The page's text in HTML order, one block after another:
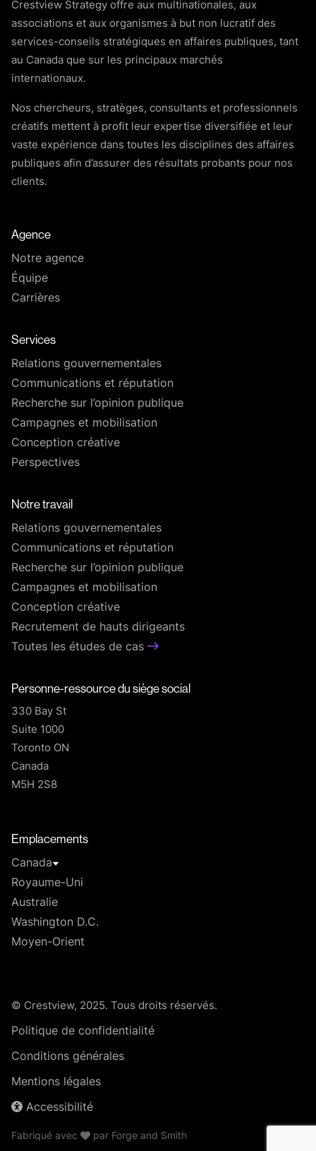
Crestview Strategy offre aux multinationales, aux
associations et aux organismes à but non lucratif des
services-conseils stratégiques en affaires publiques, tant
au Canada que sur les principaux marchés
internationaux.
Nos chercheurs, stratèges, consultants et professionnels
créatifs mettent à profit leur expertise diversifiée et leur
vaste expérience dans toutes les disciplines des affaires
publiques afin d’assurer des résultats probants pour nos
clients.
Agence
Notre agence
Équipe
Carrières
Services
Relations gouvernementales
Communications et réputation
Recherche sur l’opinion publique
Campagnes et mobilisation
Conception créative
Perspectives
Notre travail
Relations gouvernementales
Communications et réputation
Recherche sur l’opinion publique
Campagnes et mobilisation
Conception créative
Recrutement de hauts dirigeants
Toutes les études de cas
Personne-ressource du siège social
330 Bay St
Suite 1000
Toronto ON
Canada
M5H 2S8
Emplacements
Canada
Royaume-Uni
Australie
Washington D.C.
Moyen-Orient
© Crestview, 2025. Tous droits réservés.
Politique de confidentialité
Conditions générales
Mentions légales
Accessibilité
Fabriqué avec par Forge and Smith